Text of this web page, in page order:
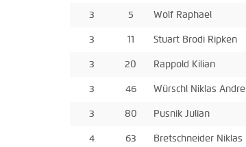
3 5 Wolf Raphael
3 11 Stuart Brodi Ripken
3 20 Rappold Kilian
3 46 Würschl Niklas Andre
3 80 Pusnik Julian
4 63 Bretschneider Niklas